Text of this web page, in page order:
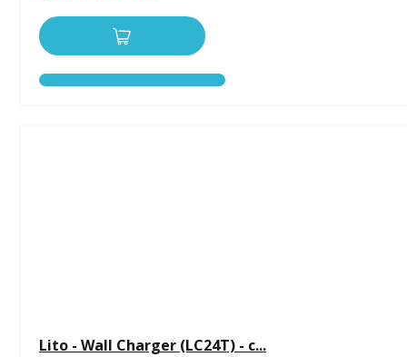
Lito - Wall Charger (LC24T) - с...